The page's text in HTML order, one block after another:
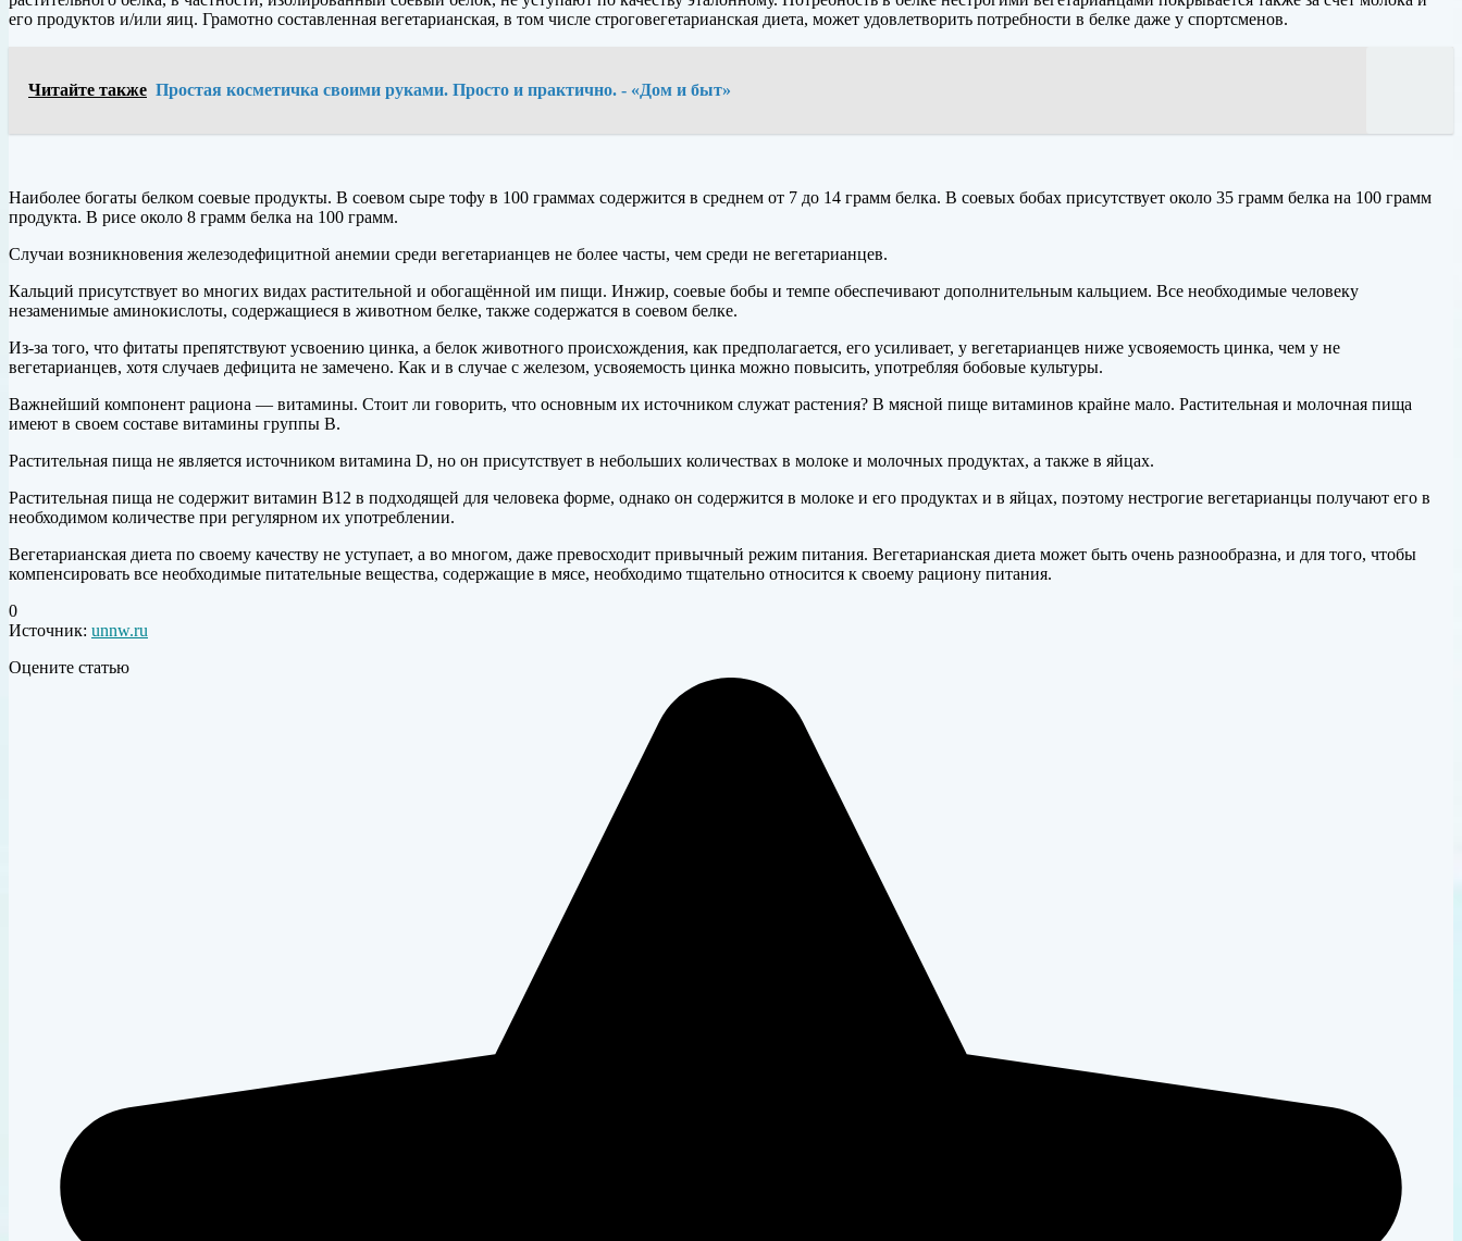
его продуктов и/или яиц. Грамотно составленная вегетарианская, в том числе строговегетарианская диета, может удовлетворить потребности в белке даже у спортсменов.
Читайте также Простая косметичка своими руками. Просто и практично. - «Дом и быт»
Наиболее богаты белком соевые продукты. В соевом сыре тофу в 100 граммах содержится в среднем от 7 до 14 грамм белка. В соевых бобах присутствует около 35 грамм белка на 100 грамм
продукта. В рисе около 8 грамм белка на 100 грамм.
Случаи возникновения железодефицитной анемии среди вегетарианцев не более часты, чем среди не вегетарианцев.
Кальций присутствует во многих видах растительной и обогащённой им пищи. Инжир, соевые бобы и темпе обеспечивают дополнительным кальцием. Все необходимые человеку
незаменимые аминокислоты, содержащиеся в животном белке, также содержатся в соевом белке.
Из-за того, что фитаты препятствуют усвоению цинка, а белок животного происхождения, как предполагается, его усиливает, у вегетарианцев ниже усвояемость цинка, чем у не
вегетарианцев, хотя случаев дефицита не замечено. Как и в случае с железом, усвояемость цинка можно повысить, употребляя бобовые культуры.
Важнейший компонент рациона — витамины. Стоит ли говорить, что основным их источником служат растения? В мясной пище витаминов крайне мало. Растительная и молочная пища
имеют в своем составе витамины группы В.
Растительная пища не является источником витамина D, но он присутствует в небольших количествах в молоке и молочных продуктах, а также в яйцах.
Растительная пища не содержит витамин B12 в подходящей для человека форме, однако он содержится в молоке и его продуктах и в яйцах, поэтому нестрогие вегетарианцы получают его в
необходимом количестве при регулярном их употреблении.
Вегетарианская диета по своему качеству не уступает, а во многом, даже превосходит привычный режим питания. Вегетарианская диета может быть очень разнообразна, и для того, чтобы
компенсировать все необходимые питательные вещества, содержащие в мясе, необходимо тщательно относится к своему рациону питания.
0
Источник: unnw.ru
Оцените статью